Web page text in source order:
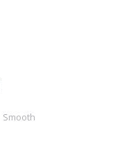
Smooth